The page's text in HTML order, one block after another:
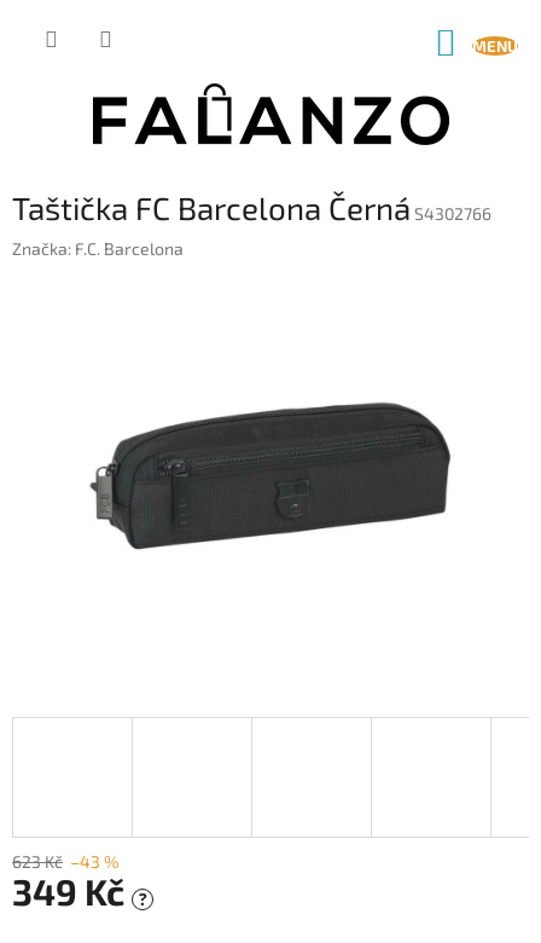
Taštička FC Barcelona Černá S4302766
Značka: F.C. Barcelona
623 Kč –43 %
349 Kč ?